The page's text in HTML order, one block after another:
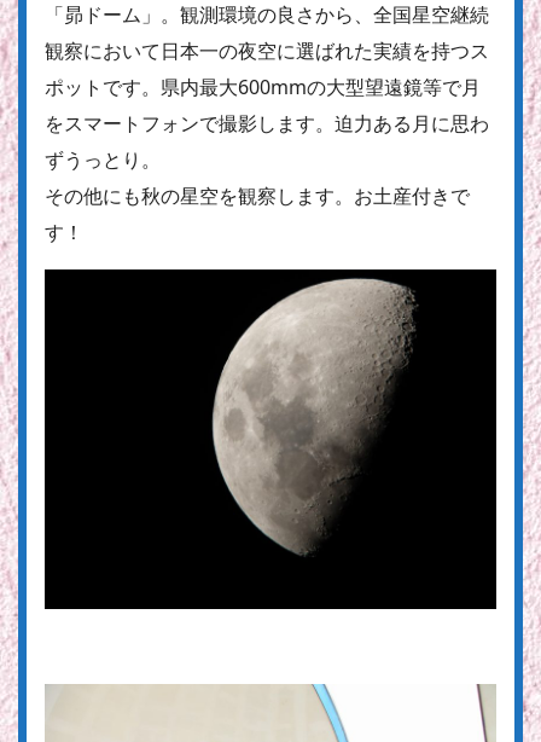
「昴ドーム」。観測環境の良さから、全国星空継続
観察において日本一の夜空に選ばれた実績を持つス
ポットです。県内最大600mmの大型望遠鏡等で月
をスマートフォンで撮影します。迫力ある月に思わ
ずうっとり。
その他にも秋の星空を観察します。お土産付きで
す！